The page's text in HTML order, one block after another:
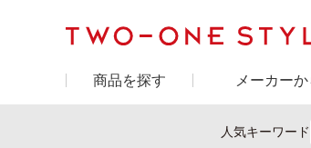
商品を探す メーカー
人気キーワード